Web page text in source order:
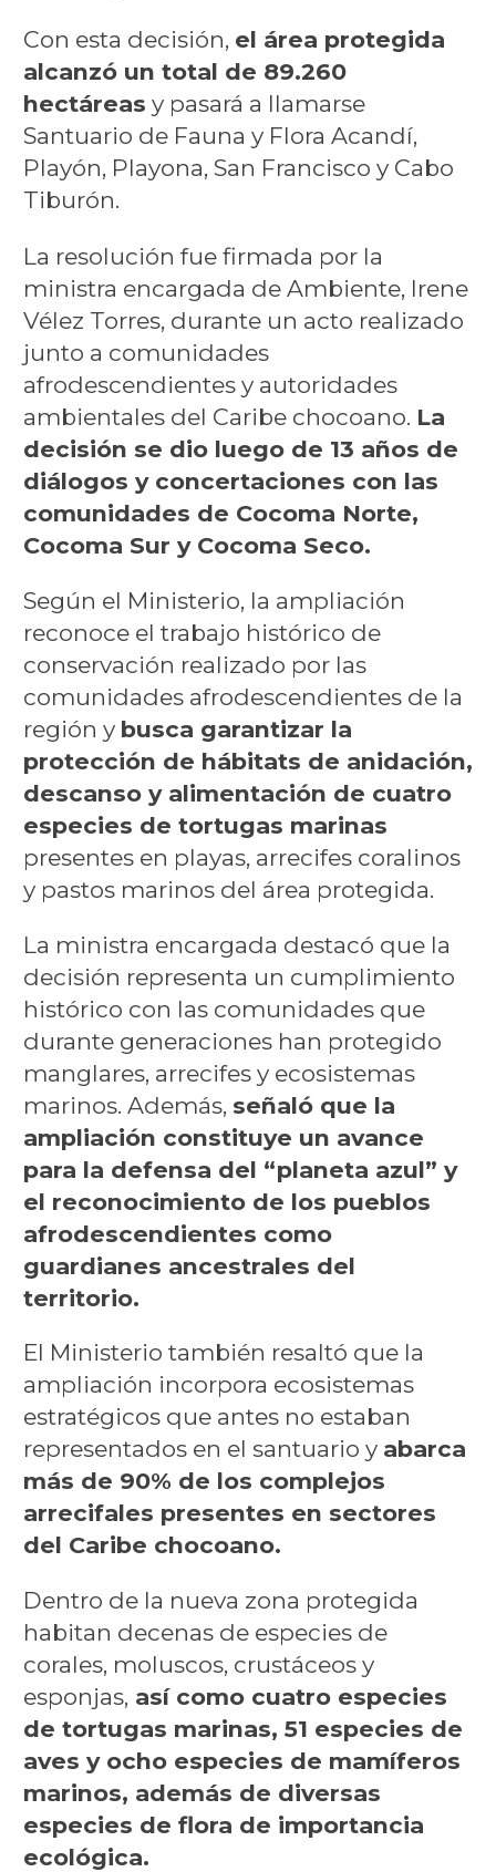
Con esta decisión, el área protegida
alcanzó un total de 89.260
hectáreas y pasará a llamarse
Santuario de Fauna y Flora Acandí,
Playón, Playona, San Francisco y Cabo
Tiburón.
La resolución fue firmada por la
ministra encargada de Ambiente, Irene
Vélez Torres, durante un acto realizado
junto a comunidades
afrodescendientes y autoridades
ambientales del Caribe chocoano. La
decisión se dio luego de 13 años de
diálogos y concertaciones con las
comunidades de Cocoma Norte,
Cocoma Sur y Cocoma Seco.
Según el Ministerio, la ampliación
reconoce el trabajo histórico de
conservación realizado por las
comunidades afrodescendientes de la
región y busca garantizar la
protección de hábitats de anidación,
descanso y alimentación de cuatro
especies de tortugas marinas
presentes en playas, arrecifes coralinos
y pastos marinos del área protegida.
La ministra encargada destacó que la
decisión representa un cumplimiento
histórico con las comunidades que
durante generaciones han protegido
manglares, arrecifes y ecosistemas
marinos. Además, señaló que la
ampliación constituye un avance
para la defensa del “planeta azul” y
el reconocimiento de los pueblos
afrodescendientes como
guardianes ancestrales del
territorio.
El Ministerio también resaltó que la
ampliación incorpora ecosistemas
estratégicos que antes no estaban
representados en el santuario y abarca
más de 90% de los complejos
arrecifales presentes en sectores
del Caribe chocoano.
Dentro de la nueva zona protegida
habitan decenas de especies de
corales, moluscos, crustáceos y
esponjas, así como cuatro especies
de tortugas marinas, 51 especies de
aves y ocho especies de mamíferos
marinos, además de diversas
especies de flora de importancia
ecológica.